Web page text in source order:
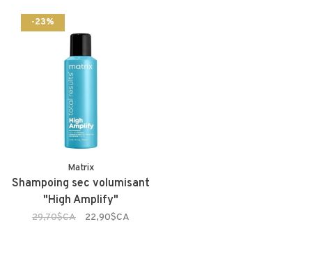
-23%
Matrix
Shampoing sec volumisant
"High Amplify"
29,70$CA 22,90$CA